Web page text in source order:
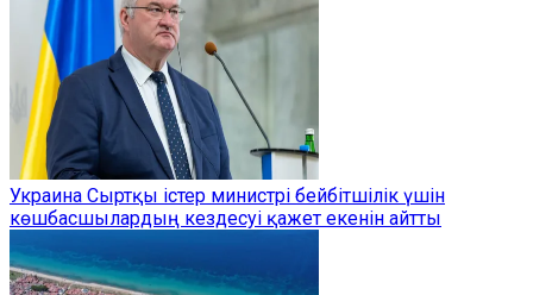
Украина Сыртқы істер министрі бейбітшілік үшін
көшбасшылардың кездесуі қажет екенін айтты